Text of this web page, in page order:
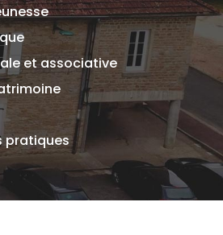
et associative
pratiques